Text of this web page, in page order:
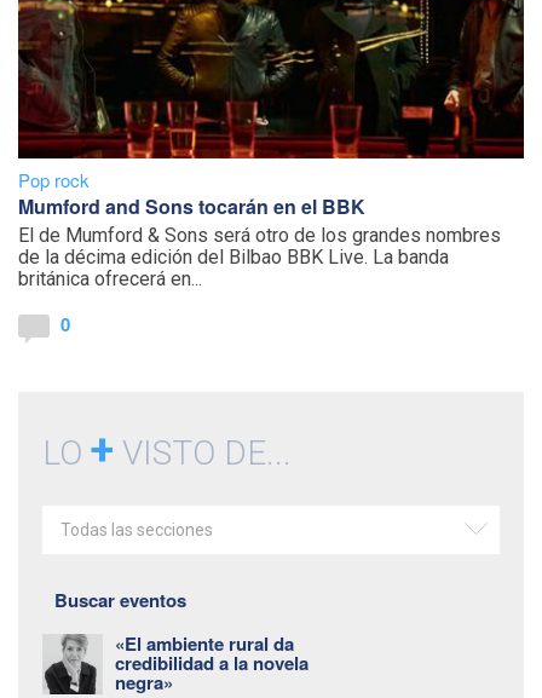
Pop rock
Mumford and Sons tocarán en el BBK
El de Mumford & Sons será otro de los grandes nombres
de la décima edición del Bilbao BBK Live. La banda
británica ofrecerá en...
0
LO + VISTO DE...
Todas las secciones
Buscar eventos
«El ambiente rural da
credibilidad a la novela
negra»